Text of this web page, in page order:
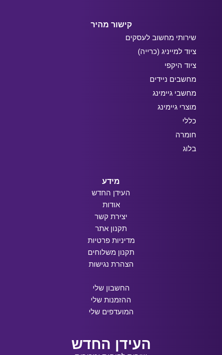
קישור מהיר
שירותי מחשוב לעסקים
ציוד למייניג (כרייה)
ציוד היקפי
מחשבים ניידים
מחשבי גיימינג
מוצרי גיימינג
כללי
חומרה
בלוג
מידע
העידן החדש
אודות
יצירת קשר
תקנון אתר
מדיניות פרטיות
תקנון משלוחים
הצהרת נגישות
החשבון שלי
ההזמנות שלי
המועדפים שלי
העידן החדש